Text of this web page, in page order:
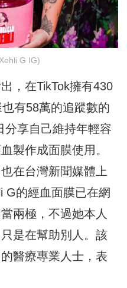
G IG)
，在TikTok擁有430
有58萬的追蹤數的
分享自己維持年輕容
製作成面膜使用。
在台灣新聞媒體上
G的經血面膜已在網
兩極，不過她本人
是在幫助別人。該
醫療專業人士，表